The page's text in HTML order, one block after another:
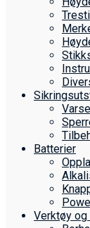
Batterier
Verktøy